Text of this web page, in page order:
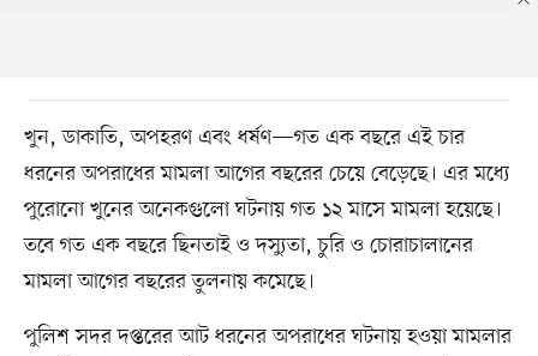
খুন, ডাকাতি, অপহরণ এবং ধর্ষণ—গত এক বছরে এই চার
ধরনের অপরাধের মামলা আগের বছরের চেয়ে বেড়েছে। এর মধ্যে
পুরোনো খুনের অনেকগুলো ঘটনায় গত ১২ মাসে মামলা হয়েছে।
তবে গত এক বছরে ছিনতাই ও দস্যুতা, চুরি ও চোরাচালানের
মামলা আগের বছরের তুলনায় কমেছে।
পুলিশ সদর দপ্তরের আট ধরনের অপরাধের ঘটনায় হওয়া মামলার